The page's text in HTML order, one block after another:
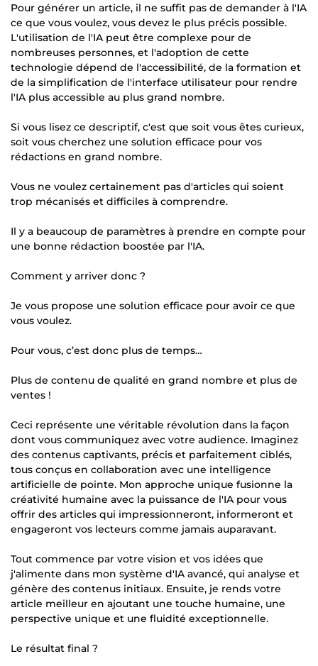
Pour générer un article, il ne suffit pas de demander à l'IA
ce que vous voulez, vous devez le plus précis possible.
L'utilisation de l'IA peut être complexe pour de
nombreuses personnes, et l'adoption de cette
technologie dépend de l'accessibilité, de la formation et
de la simplification de l'interface utilisateur pour rendre
l'IA plus accessible au plus grand nombre.
Si vous lisez ce descriptif, c'est que soit vous êtes curieux,
soit vous cherchez une solution efficace pour vos
rédactions en grand nombre.
Vous ne voulez certainement pas d'articles qui soient
trop mécanisés et difficiles à comprendre.
Il y a beaucoup de paramètres à prendre en compte pour
une bonne rédaction boostée par l'IA.
Comment y arriver donc ?
Je vous propose une solution efficace pour avoir ce que
vous voulez.
Pour vous, c’est donc plus de temps…
Plus de contenu de qualité en grand nombre et plus de
ventes !
Ceci représente une véritable révolution dans la façon
dont vous communiquez avec votre audience. Imaginez
des contenus captivants, précis et parfaitement ciblés,
tous conçus en collaboration avec une intelligence
artificielle de pointe. Mon approche unique fusionne la
créativité humaine avec la puissance de l'IA pour vous
offrir des articles qui impressionneront, informeront et
engageront vos lecteurs comme jamais auparavant.
Tout commence par votre vision et vos idées que
j'alimente dans mon système d'IA avancé, qui analyse et
génère des contenus initiaux. Ensuite, je rends votre
article meilleur en ajoutant une touche humaine, une
perspective unique et une fluidité exceptionnelle.
Le résultat final ?